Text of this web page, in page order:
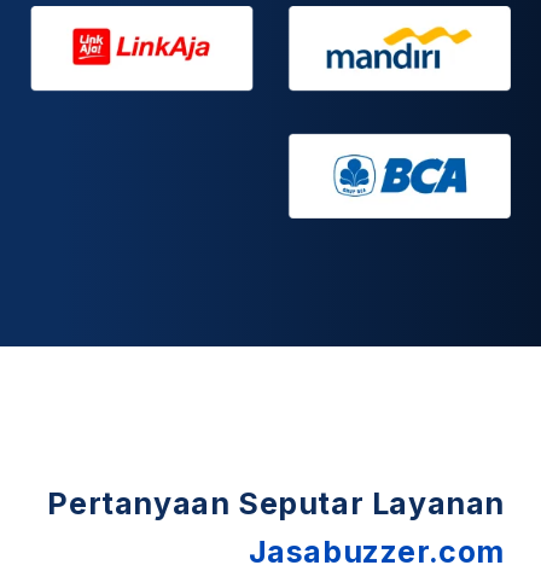
Pertanyaan Seputar Layanan
Jasabuzzer.com